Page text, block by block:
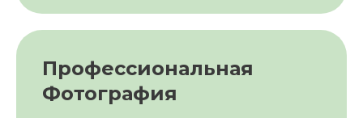
Профессиональная
Фотография